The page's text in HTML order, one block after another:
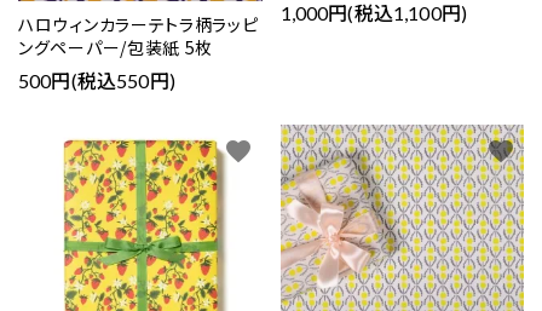
ハロウィンカラーテトラ柄ラッピ
ングペーパー/包装紙 5枚
500円(税込550円)
1,000円(税込1,100円)
favorite favorite